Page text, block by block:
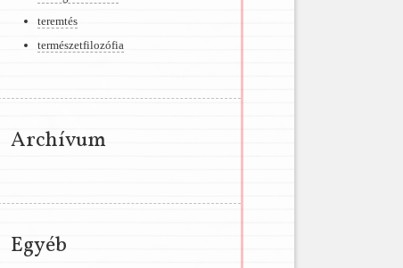
teremtés
természetfilozófia
Archívum
Egyéb